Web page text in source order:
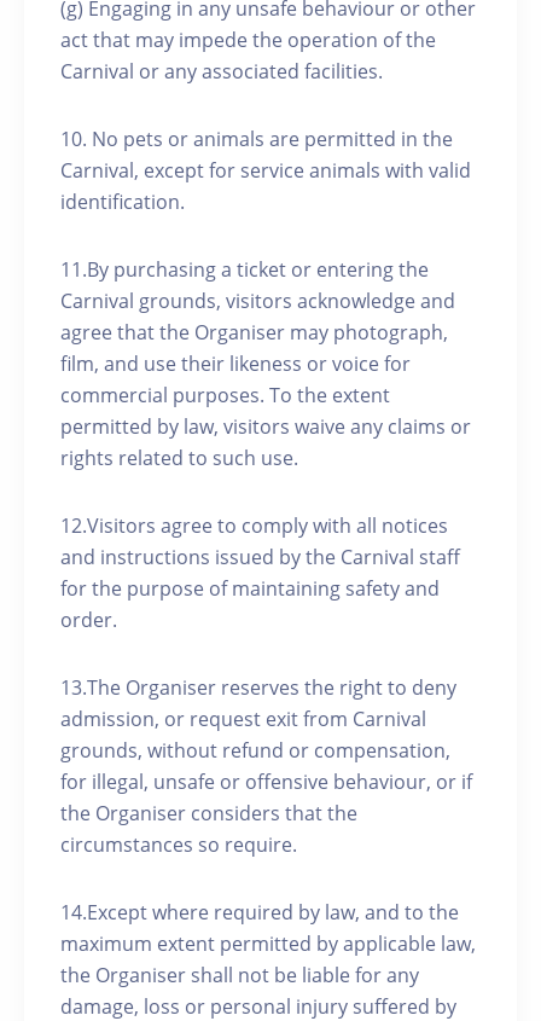
(g) Engaging in any unsafe behaviour or other
act that may impede the operation of the
Carnival or any associated facilities.
10. No pets or animals are permitted in the
Carnival, except for service animals with valid
identification.
11.By purchasing a ticket or entering the
Carnival grounds, visitors acknowledge and
agree that the Organiser may photograph,
film, and use their likeness or voice for
commercial purposes. To the extent
permitted by law, visitors waive any claims or
rights related to such use.
12.Visitors agree to comply with all notices
and instructions issued by the Carnival staff
for the purpose of maintaining safety and
order.
13.The Organiser reserves the right to deny
admission, or request exit from Carnival
grounds, without refund or compensation,
for illegal, unsafe or offensive behaviour, or if
the Organiser considers that the
circumstances so require.
14.Except where required by law, and to the
maximum extent permitted by applicable law,
the Organiser shall not be liable for any
damage, loss or personal injury suffered by